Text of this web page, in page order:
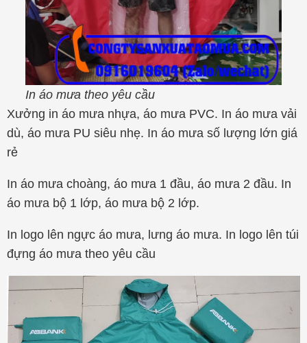
In áo mưa theo yêu cầu
Xưởng in áo mưa nhựa, áo mưa PVC. In áo mưa vải
dù, áo mưa PU siêu nhẹ. In áo mưa số lượng lớn giá
rẻ
In áo mưa choàng, áo mưa 1 đầu, áo mưa 2 đầu. In
áo mưa bộ 1 lớp, áo mưa bộ 2 lớp.
In logo lên ngực áo mưa, lưng áo mưa. In logo lên túi
đựng áo mưa theo yêu cầu